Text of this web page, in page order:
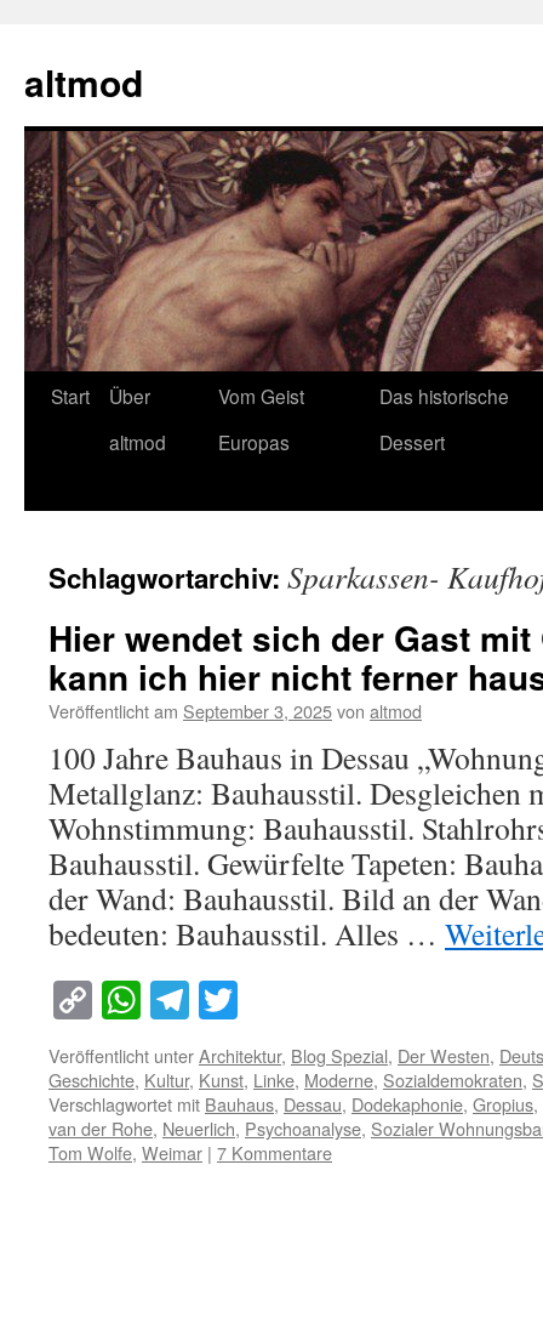
springen
altmod
Start
Über
altmod
Vom Geist
Europas
Das historische
Dessert
Schlagwortarchiv: Sparkassen-
Hier wendet sich der Gast mit
kann ich hier nicht ferner
Veröffentlicht am September 3, 2025von altmod
100 Jahre Bauhaus in Dessau
Metallglanz: Bauhausstil. Desgleichen
Wohnstimmung: Bauhausstil.
Bauhausstil. Gewürfelte Tapeten:
der Wand: Bauhausstil. Bild an der
bedeuten: Bauhausstil. Alles …
Copy
Link
WhatsApp
Telegram
Veröffentlicht unterArchitektur, Blog Spezial, Der Westen,
Geschichte, Kultur, Kunst, Linke, Moderne, Sozialdemokraten,
Verschlagwortet mit Bauhaus, Dessau, Dodekaphonie, Gropius,
van der Rohe, Neuerlich, Psychoanalyse, Sozialer
Tom Wolfe, Weimar | 7 Kommentare